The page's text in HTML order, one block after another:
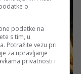
o
podatke na
s tim, u
Potražite vezu pri
za upravljanje
privatnosti i